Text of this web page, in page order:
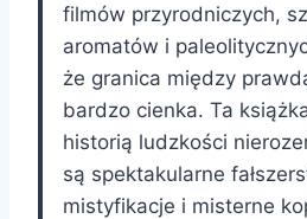
filmów przyrodniczych,
aromatów i
że granica między
bardzo cienka. Ta
historią ludzkości
są spektakularne
mistyfikacje i misterne